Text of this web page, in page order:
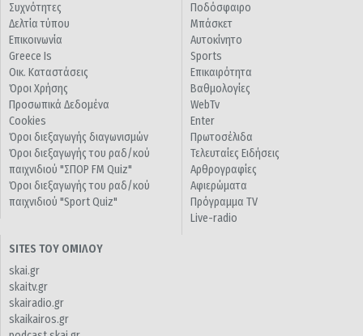
Συχνότητες
Δελτία τύπου
Επικοινωνία
Greece Is
Οικ. Καταστάσεις
Όροι Χρήσης
Προσωπικά Δεδομένα
Cookies
Όροι διεξαγωγής διαγωνισμών
Όροι διεξαγωγής του ραδ/κού
παιχνιδιού "ΣΠΟΡ FM Quiz"
Όροι διεξαγωγής του ραδ/κού
παιχνιδιού "Sport Quiz"
Ποδόσφαιρο
Μπάσκετ
Αυτοκίνητο
Sports
Επικαιρότητα
Βαθμολογίες
WebTv
Enter
Πρωτοσέλιδα
Τελευταίες Ειδήσεις
Αρθρογραφίες
Αφιερώματα
Πρόγραμμα TV
Live-radio
SITES ΤΟΥ ΟΜΙΛΟΥ
skai.gr
skaitv.gr
skairadio.gr
skaikairos.gr